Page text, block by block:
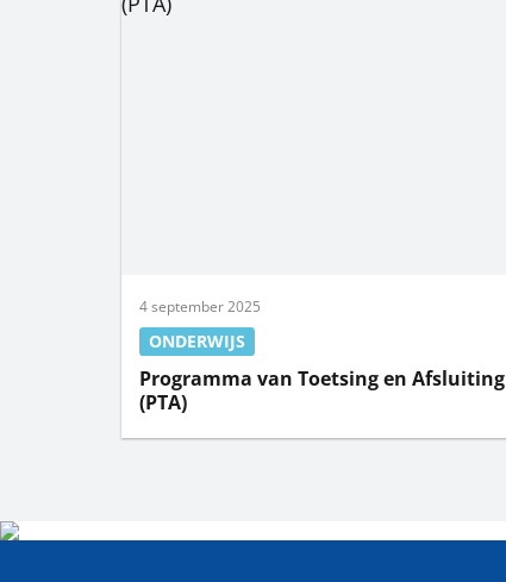
4 september 2025
ONDERWIJS
Programma van Toetsing en Afsluiting
(PTA)